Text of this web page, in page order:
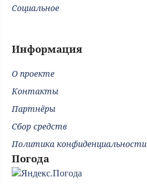
Социальное
Информация
О проекте
Контакты
Партнёры
Сбор средств
Политика конфиденциальности
Погода